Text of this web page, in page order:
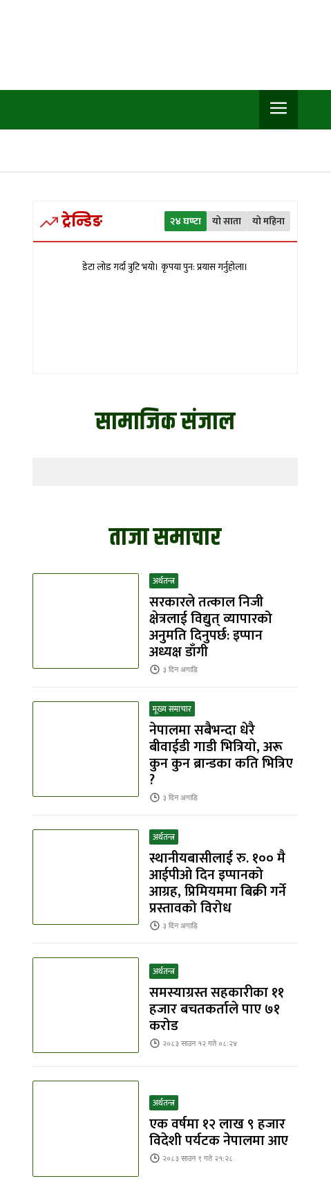
ट्रेन्डिङ २४ घण्टा यो साता यो महिना
डेटा लोड गर्दा त्रुटि भयो। कृपया पुन: प्रयास गर्नुहोला।
सामाजिक संजाल
ताजा समाचार
अर्थतन्त्र
सरकारले तत्काल निजी
क्षेत्रलाई विद्युत् व्यापारको
अनुमति दिनुपर्छ: इप्पान
अध्यक्ष डाँगी
३ दिनअगाडि
मूख्य समाचार
नेपालमा सबैभन्दा धेरै
बीवाईडी गाडी भित्रियाे, अरू
कुन कुन ब्रान्डका कति भित्रिए
?
३ दिनअगाडि
अर्थतन्त्र
स्थानीयबासीलाई रु. १०० मै
आईपीओ दिन इप्पानको
आग्रह, प्रिमियममा बिक्री गर्ने
प्रस्तावको विरोध
३ दिनअगाडि
अर्थतन्त्र
समस्याग्रस्त सहकारीका ११
हजार बचतकर्ताले पाए ७१
करोड
२०८३ साउन १२ गते ०८:२४
अर्थतन्त्र
एक वर्षमा १२ लाख ९ हजार
विदेशी पर्यटक नेपालमा आए
२०८३ साउन ९ गते २१:२८